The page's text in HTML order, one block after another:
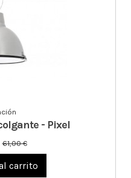
- Pixel
61,00 €
carrito